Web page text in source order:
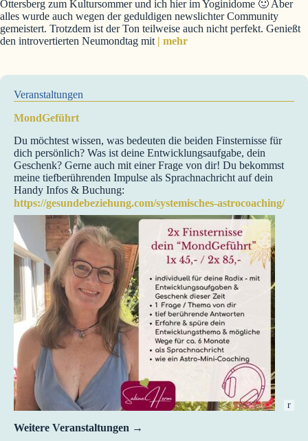
Ottersberg zum Kultursommer und ich hier im Yoginidome 🙂 Aber
alles wurde auch wegen der geduldigen newslichter Community
gemeistert. Trotzdem ist der Ton teilweise auch nicht perfekt. Genießt
den introvertierten Neumondtag mit | mehr
Veranstaltungen
MondGeführt
Du möchtest wissen, was bedeuten die beiden Finsternisse für
dich persönlich? Was ist deine Entwicklungsaufgabe, dein
Geschenk? Gerne auch mit einer Frage von dir! Du bekommst
meine tiefberührenden Impulse als Sprachnachricht auf dein
Handy Infos & Buchung:
https://gesundebeziehung.com/systemisches-astrocoaching/
r
Weitere Veranstaltungen